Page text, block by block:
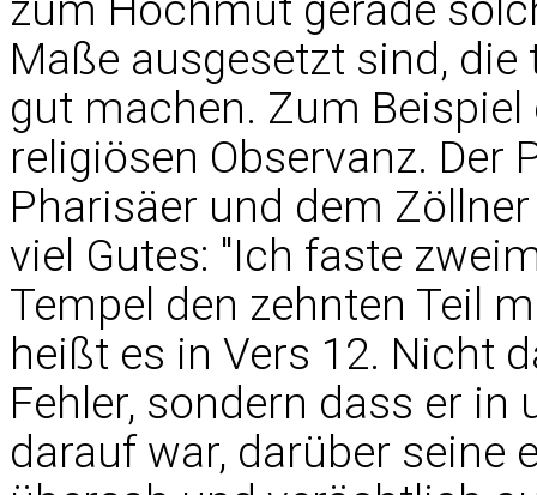
Maße ausgesetzt sind,
gut machen. Zum
religiösen Observanz. Der
Pharisäer und dem
viel Gutes: "Ich faste
Tempel den zehnten Teil
heißt es in Vers 12. Nicht
Fehler, sondern dass er
darauf war, darüber seine